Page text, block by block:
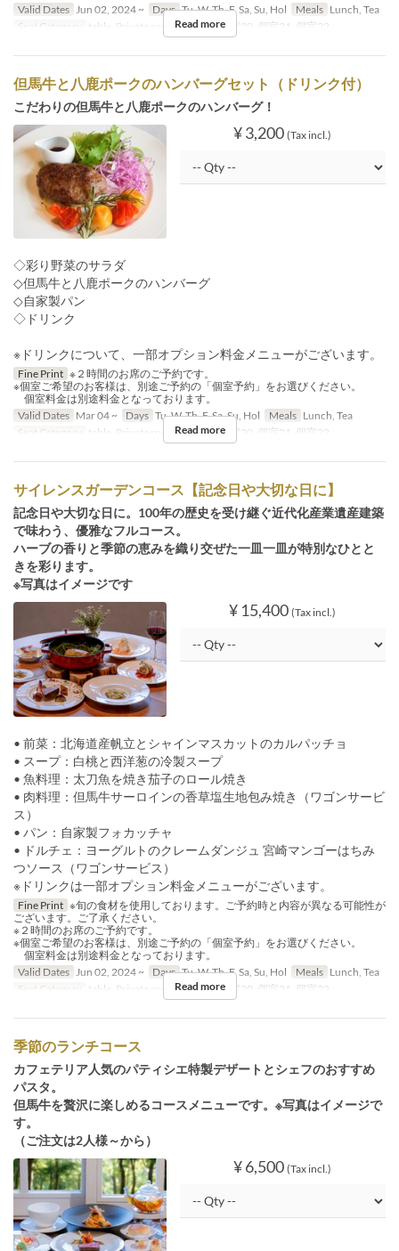
Valid Dates
Jun 02, 2024 ~ Days Tu, W, Th, F, Sa, Su, Hol Meals Lunch, Tea
Seat Category
table, Private room, 個室19, 個室20, 個室21, 個室22
Read more
但馬牛と八鹿ポークのハンバーグセット（ドリンク付）
こだわりの但馬牛と八鹿ポークのハンバーグ！
¥ 3,200 (Tax incl.)
◇彩り野菜のサラダ
◇但馬牛と八鹿ポークのハンバーグ
◇自家製パン
◇ドリンク
※ドリンクについて、一部オプション料金メニューがございます。
Fine Print ※２時間のお席のご予約です。
※個室ご希望のお客様は、別途ご予約の「個室予約」をお選びください。
個室料金は別途料金となっております。
Valid Dates Mar 04 ~ Days Tu, W, Th, F, Sa, Su, Hol Meals Lunch, Tea
Seat Category
table, Private room, 個室19, 個室20, 個室21, 個室22
Read more
サイレンスガーデンコース【記念日や大切な日に】
記念日や大切な日に。100年の歴史を受け継ぐ近代化産業遺産建築
で味わう、優雅なフルコース。
ハーブの香りと季節の恵みを織り交ぜた一皿一皿が特別なひとと
きを彩ります。
※写真はイメージです
¥ 15,400 (Tax incl.)
• 前菜：北海道産帆立とシャインマスカットのカルパッチョ
• スープ：白桃と西洋葱の冷製スープ
• 魚料理：太刀魚を焼き茄子のロール焼き
• 肉料理：但馬牛サーロインの香草塩生地包み焼き（ワゴンサービ
ス）
• パン：自家製フォカッチャ
• ドルチェ：ヨーグルトのクレームダンジュ 宮崎マンゴーはちみ
つソース（ワゴンサービス）
※ドリンクは一部オプション料金メニューがございます。
Fine Print ※旬の食材を使用しております。ご予約時と内容が異なる可能性が
ございます。ご了承ください。
※２時間のお席のご予約です。
※個室ご希望のお客様は、別途ご予約の「個室予約」をお選びください。
個室料金は別途料金となっております。
Valid Dates Jun 02, 2024 ~ Days Tu, W, Th, F, Sa, Su, Hol Meals Lunch, Tea
Seat Category
table, Private room, 個室19, 個室20, 個室21, 個室22
Read more
季節のランチコース
カフェテリア人気のパティシエ特製デザートとシェフのおすすめ
パスタ。
但馬牛を贅沢に楽しめるコースメニューです。※写真はイメージで
す。
（ご注文は2人様～から）
¥ 6,500 (Tax incl.)